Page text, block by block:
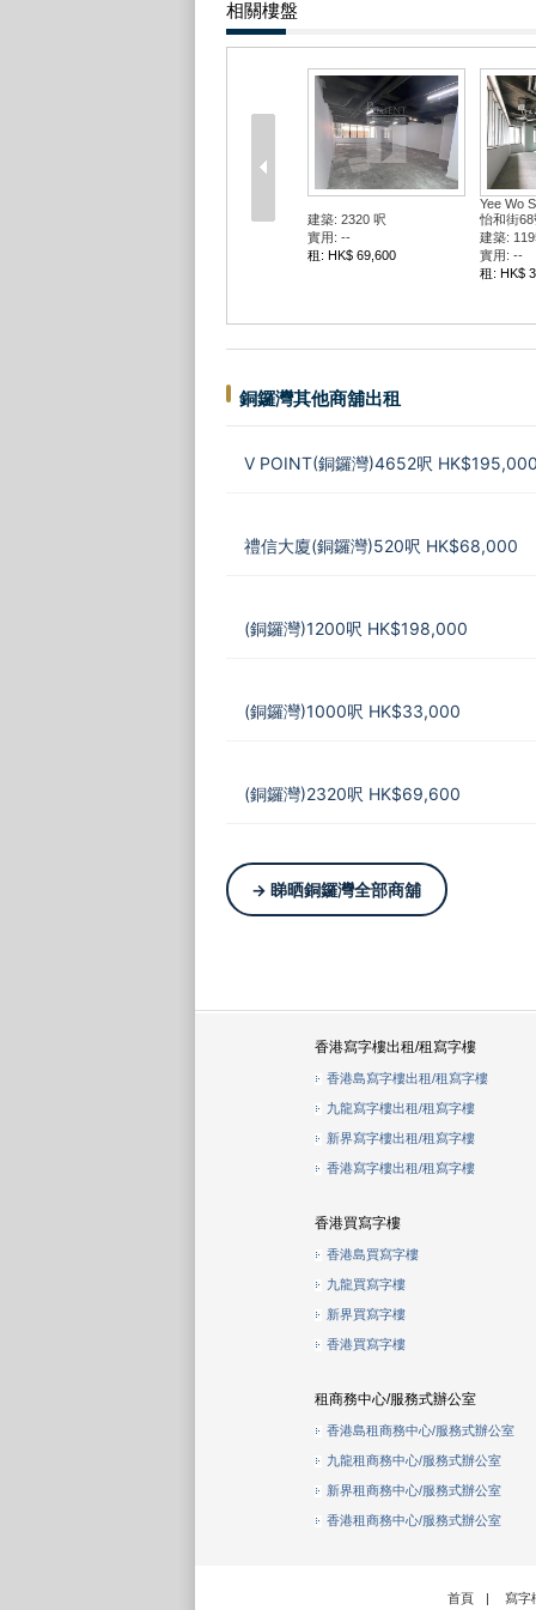
相關樓盤
建築: 2320 呎
實用: --
租: HK$ 69,600
Yee Wo
怡和街68
建築:
實用: --
租: HK$
銅鑼灣其他商舖出租
V POINT(銅鑼灣)4652呎
禮信大廈(銅鑼灣)520呎 HK$68,000
(銅鑼灣)1200呎 HK$198,000
(銅鑼灣)1000呎 HK$33,000
(銅鑼灣)2320呎 HK$69,600
→ 睇晒銅鑼灣全部商舖
香港寫字樓出租/租寫字樓
香港島寫字樓出租/租寫字樓
九龍寫字樓出租/租寫字樓
新界寫字樓出租/租寫字樓
香港寫字樓出租/租寫字樓
香港買寫字樓
香港島買寫字樓
九龍買寫字樓
新界買寫字樓
香港買寫字樓
租商務中心/服務式辦公室
香港島租商務中心/服務式辦公室
九龍租商務中心/服務式辦公室
新界租商務中心/服務式辦公室
香港租商務中心/服務式辦公室
首頁 | 寫字